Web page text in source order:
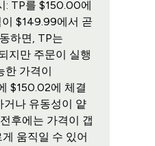
: TP를 $150.00에
$149.99에서 곧
하면, TP는
지만 주문이 실행
한 가격이
$150.02에 체결
거나 유동성이 얕
후에는 가격이 갭
움직일 수 있어